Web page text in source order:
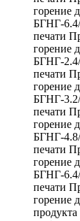
горение
БГНГ-6.4/
печати
горение
БГНГ-2.4/
печати
горение
БГНГ-3.2/
печати
горение
БГНГ-4.8/
печати
горение
БГНГ-6.4/
печати
горение